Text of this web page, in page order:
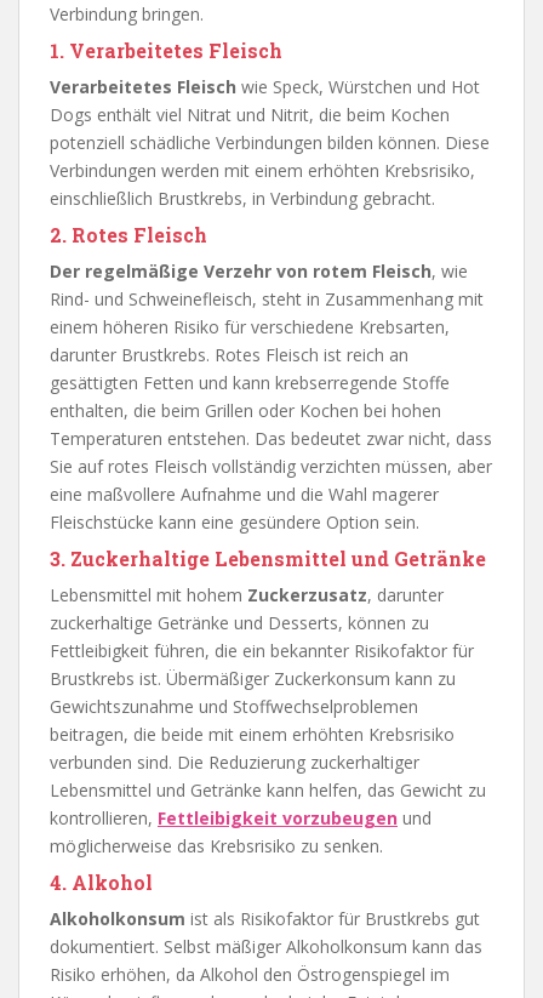
Verbindung bringen.
1. Verarbeitetes Fleisch
Verarbeitetes Fleisch wie Speck, Würstchen und Hot
Dogs enthält viel Nitrat und Nitrit, die beim Kochen
potenziell schädliche Verbindungen bilden können. Diese
Verbindungen werden mit einem erhöhten Krebsrisiko,
einschließlich Brustkrebs, in Verbindung gebracht.
2. Rotes Fleisch
Der regelmäßige Verzehr von rotem Fleisch, wie
Rind- und Schweinefleisch, steht in Zusammenhang mit
einem höheren Risiko für verschiedene Krebsarten,
darunter Brustkrebs. Rotes Fleisch ist reich an
gesättigten Fetten und kann krebserregende Stoffe
enthalten, die beim Grillen oder Kochen bei hohen
Temperaturen entstehen. Das bedeutet zwar nicht, dass
Sie auf rotes Fleisch vollständig verzichten müssen, aber
eine maßvollere Aufnahme und die Wahl magerer
Fleischstücke kann eine gesündere Option sein.
3. Zuckerhaltige Lebensmittel und Getränke
Lebensmittel mit hohem Zuckerzusatz, darunter
zuckerhaltige Getränke und Desserts, können zu
Fettleibigkeit führen, die ein bekannter Risikofaktor für
Brustkrebs ist. Übermäßiger Zuckerkonsum kann zu
Gewichtszunahme und Stoffwechselproblemen
beitragen, die beide mit einem erhöhten Krebsrisiko
verbunden sind. Die Reduzierung zuckerhaltiger
Lebensmittel und Getränke kann helfen, das Gewicht zu
kontrollieren, Fettleibigkeit vorzubeugen und
möglicherweise das Krebsrisiko zu senken.
4. Alkohol
Alkoholkonsum ist als Risikofaktor für Brustkrebs gut
dokumentiert. Selbst mäßiger Alkoholkonsum kann das
Risiko erhöhen, da Alkohol den Östrogenspiegel im